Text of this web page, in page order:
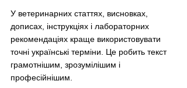
У ветеринарних статтях, висновках,
дописах, інструкціях і лабораторних
рекомендаціях краще використовувати
точні українські терміни. Це робить текст
грамотнішим, зрозумілішим і
професійнішим.